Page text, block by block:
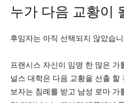
누가 다음 교황이
후임자는 아직 선택되지 않았습
프랜시스 자신이 임명 한 많은 가
널스 대학은 다음 교황을 선출 할
보자는 침례를 받고 남성 로마 가